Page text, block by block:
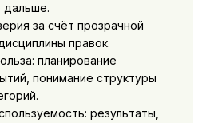
дальше.
за счёт прозрачной
правок.
планирование
понимание структуры
результаты,